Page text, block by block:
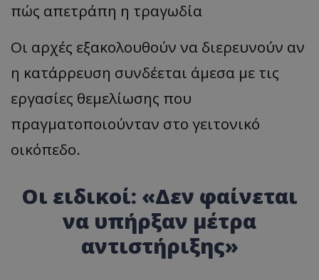
πώς απετράπη η τραγωδία
Οι αρχές εξακολουθούν να διερευνούν αν
η κατάρρευση συνδέεται άμεσα με τις
εργασίες θεμελίωσης που
πραγματοποιούνταν στο γειτονικό
οικόπεδο.
Οι ειδικοί: «Δεν φαίνεται
να υπήρξαν μέτρα
αντιστήριξης»